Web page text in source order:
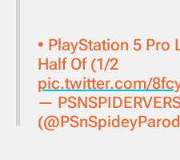
• PlayStation 5 Pro
Half Of (1/2
pic.twitter.com/
—